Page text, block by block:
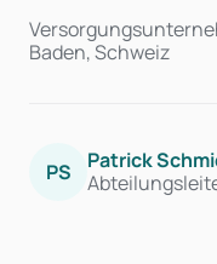
Baden, Schweiz
PS
Patrick